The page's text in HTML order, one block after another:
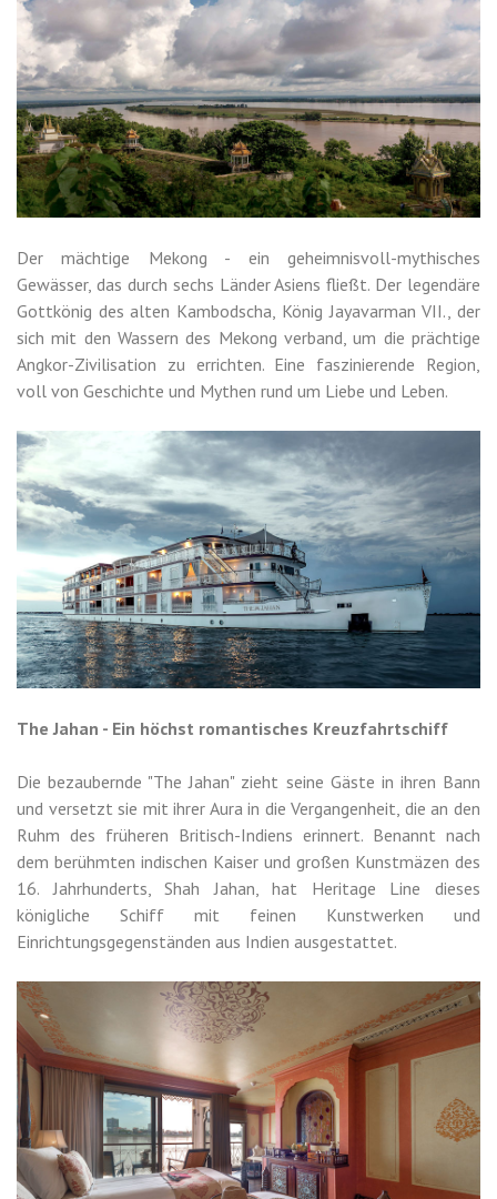
Der mächtige Mekong - ein geheimnisvoll-mythisches
Gewässer, das durch sechs Länder Asiens fließt. Der legendäre
Gottkönig des alten Kambodscha, König Jayavarman VII., der
sich mit den Wassern des Mekong verband, um die prächtige
Angkor-Zivilisation zu errichten. Eine faszinierende Region,
voll von Geschichte und Mythen rund um Liebe und Leben.
The Jahan - Ein höchst romantisches Kreuzfahrtschiff
Die bezaubernde "The Jahan" zieht seine Gäste in ihren Bann
und versetzt sie mit ihrer Aura in die Vergangenheit, die an den
Ruhm des früheren Britisch-Indiens erinnert. Benannt nach
dem berühmten indischen Kaiser und großen Kunstmäzen des
16. Jahrhunderts, Shah Jahan, hat Heritage Line dieses
königliche Schiff mit feinen Kunstwerken und
Einrichtungsgegenständen aus Indien ausgestattet.